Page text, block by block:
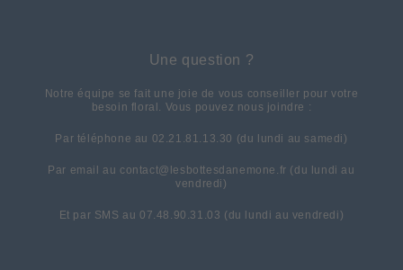
Une question ?
Notre équipe se fait une joie de vous conseiller pour votre
besoin floral. Vous pouvez nous joindre :
Par téléphone au 02.21.81.13.30 (du lundi au samedi)
Par email au contact@lesbottesdanemone.fr (du lundi au
vendredi)
Et par SMS au 07.48.90.31.03 (du lundi au vendredi)